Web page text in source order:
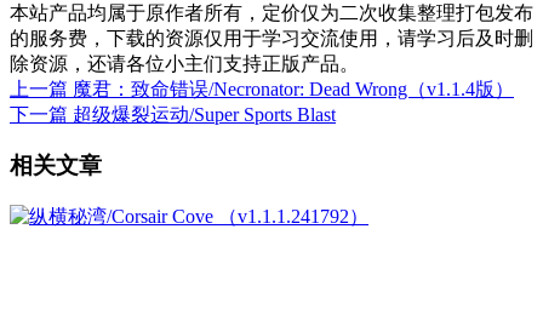
本站产品均属于原作者所有，定价仅为二次收集整理打包发布
的服务费，下载的资源仅用于学习交流使用，请学习后及时删
除资源，还请各位小主们支持正版产品。
上一篇 魔君：致命错误/Necronator: Dead Wrong（v1.1.4版）
下一篇 超级爆裂运动/Super Sports Blast
相关文章